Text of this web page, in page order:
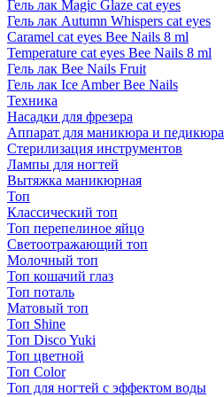
Гель лак Magic Glaze cat eyes
Гель лак Autumn Whispers cat eyes
Caramel cat eyes Bee Nails 8 ml
Temperature cat eyes Bee Nails 8 ml
Гель лак Bee Nails Fruit
Гель лак Ice Amber Bee Nails
Техника
Насадки для фрезера
Аппарат для маникюра и педикюра
Стерилизация инструментов
Лампы для ногтей
Вытяжка маникюрная
Топ
Классический топ
Топ перепелиное яйцо
Светоотражающий топ
Молочный топ
Топ кошачий глаз
Топ поталь
Матовый топ
Топ Shine
Топ Disco Yuki
Топ цветной
Топ Color
Топ для ногтей с эффектом воды